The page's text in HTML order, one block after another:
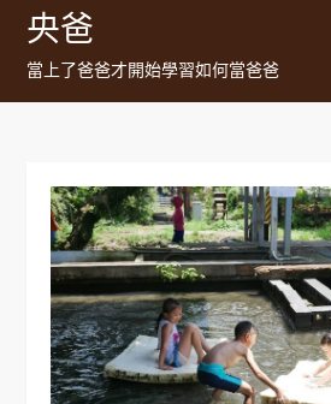
Skip
content
央爸
當上了爸爸才開始學習如何當爸爸